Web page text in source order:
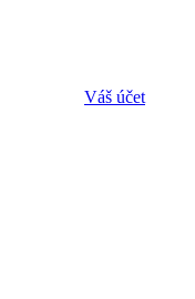
Váš účet